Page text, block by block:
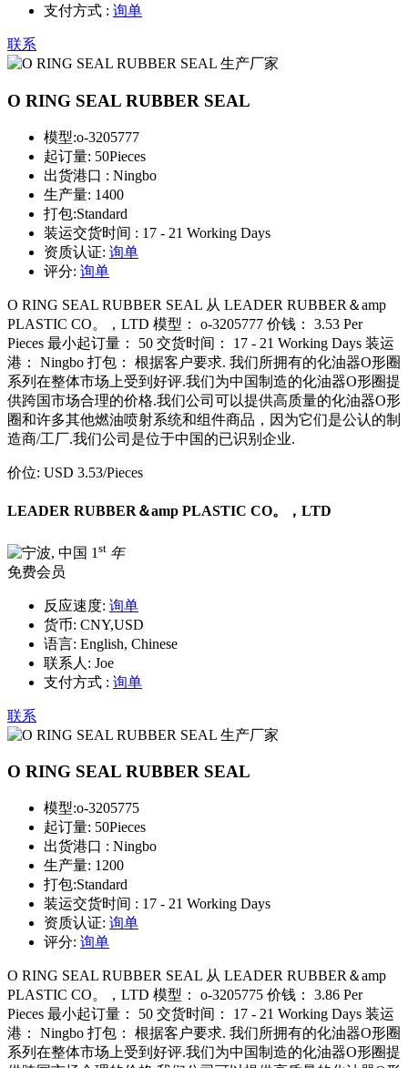
支付方式 : 询单
联系
O RING SEAL RUBBER SEAL
模型:o-3205777
起订量: 50Pieces
出货港口 : Ningbo
生产量: 1400
打包:Standard
装运交货时间 : 17 - 21 Working Days
资质认证: 询单
评分: 询单
O RING SEAL RUBBER SEAL 从 LEADER RUBBER＆amp
PLASTIC CO。，LTD 模型： o-3205777 价钱： 3.53 Per
Pieces 最小起订量： 50 交货时间： 17 - 21 Working Days 装运
港： Ningbo 打包： 根据客户要求. 我们所拥有的化油器O形圈
系列在整体市场上受到好评.我们为中国制造的化油器O形圈提
供跨国市场合理的价格.我们公司可以提供高质量的化油器O形
圈和许多其他燃油喷射系统和组件商品，因为它们是公认的制
造商/工厂.我们公司是位于中国的已识别企业.
价位: USD 3.53/Pieces
LEADER RUBBER＆amp PLASTIC CO。，LTD
1 st 年
免费会员
反应速度: 询单
货币: CNY,USD
语言: English, Chinese
联系人: Joe
支付方式 : 询单
联系
O RING SEAL RUBBER SEAL
模型:o-3205775
起订量: 50Pieces
出货港口 : Ningbo
生产量: 1200
打包:Standard
装运交货时间 : 17 - 21 Working Days
资质认证: 询单
评分: 询单
O RING SEAL RUBBER SEAL 从 LEADER RUBBER＆amp
PLASTIC CO。，LTD 模型： o-3205775 价钱： 3.86 Per
Pieces 最小起订量： 50 交货时间： 17 - 21 Working Days 装运
港： Ningbo 打包： 根据客户要求. 我们所拥有的化油器O形圈
系列在整体市场上受到好评.我们为中国制造的化油器O形圈提